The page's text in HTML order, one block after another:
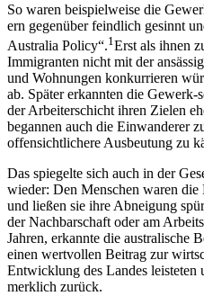
So waren beispielweise die
ern gegenüber feindlich gesinnt
Australia Policy“.1 Erst als ihnen
Immigranten nicht mit der
und Wohnungen konkurrieren
ab. Später erkannten die Gewerk-
der Arbeiterschicht ihren Zielen
begannen auch die Einwanderer
offensichtlichere Ausbeutung zu
Das spiegelte sich auch in der
wieder: Den Menschen waren
und ließen sie ihre Abneigung
der Nachbarschaft oder am
Jahren, erkannte die australische
einen wertvollen Beitrag zur
Entwicklung des Landes
merklich zurück.